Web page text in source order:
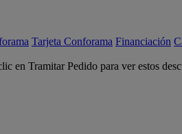
Tarjeta Conforama Financiación
en Tramitar Pedido para ver estos